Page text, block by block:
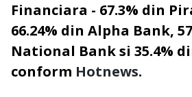
Financiara - 67.3% din
66.24% din Alpha Bank,
National Bank si 35.4%
conform Hotnews.